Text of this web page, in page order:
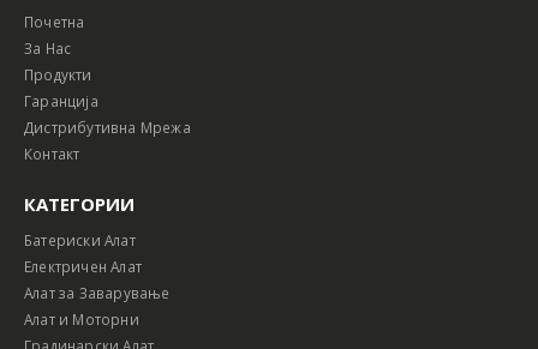
Почетна
За Нас
Продукти
Гаранција
Дистрибутивна Мрежа
Контакт
КАТЕГОРИИ
Батериски Алат
Електричен Алат
Алат за Заварување
Алат и Моторни
Градинарски Алат